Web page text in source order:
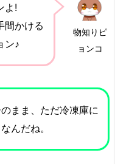
物知りピ
ョンコ
よ!
間かける
ン♪
まま、ただ冷凍庫に
んだね。